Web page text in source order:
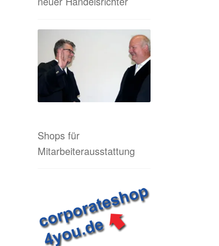
Shops für
Mitarbeiterausstattung